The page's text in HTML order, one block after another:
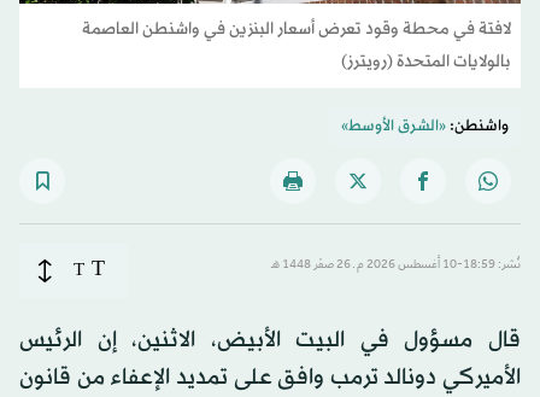
لافتة في محطة وقود تعرض أسعار البنزين في واشنطن العاصمة
بالولايات المتحدة (رويترز)
واشنطن:«الشرق الأوسط»
نُشر: 18:59-10 أغسطس 2026 م ـ 26 صفَر 1448 هـ T
T
قال مسؤول في البيت الأبيض، الاثنين، إن الرئيس
الأميركي دونالد ترمب وافق على تمديد الإعفاء من قانون